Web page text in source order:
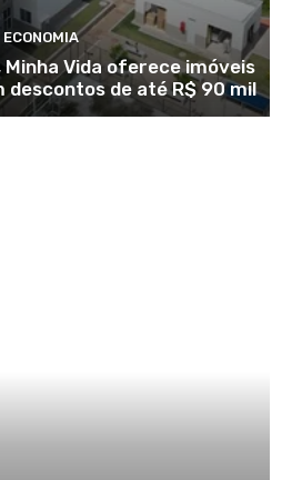
ECONOMIA
Minha Vida oferece imóveis
descontos de até R$ 90 mil